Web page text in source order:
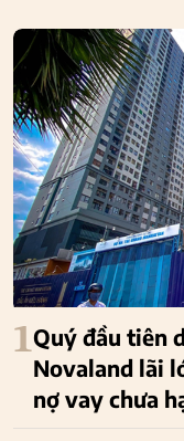
1Quý đầu tiên
Novaland lãi
nợ vay chưa